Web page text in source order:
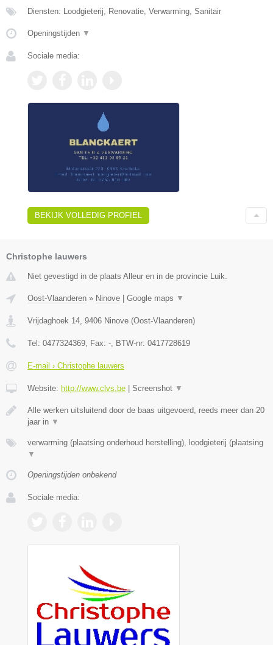
Diensten: Loodgieterij, Renovatie, Verwarming, Sanitair
Openingstijden ▼
Sociale media:
BEKIJK VOLLEDIG PROFIEL
Christophe lauwers
Niet gevestigd in de plaats Alleur en in de provincie Luik.
Oost-Vlaanderen » Ninove | Google maps ▼
Vrijdaghoek 14 9406 Ninove (Oost-Vlaanderen)
Tel: 0477324369 , Fax: - , BTW-nr: 0417728619
E-mail › Christophe lauwers
Website: http://www.clvs.be | Screenshot ▼
Alle werken uitsluitend door de baas uitgevoerd, reeds meer dan 20
jaar in ▼
verwarming (plaatsing onderhoud herstelling), loodgieterij (plaatsing
▼
Openingstijden onbekend
Sociale media: